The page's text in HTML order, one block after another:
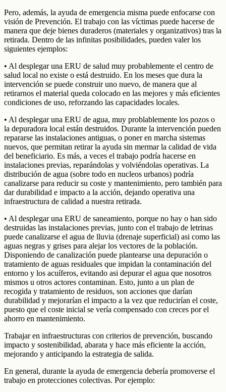
Pero, además, la ayuda de emergencia misma puede enfocarse con
visión de Prevención. El trabajo con las víctimas puede hacerse de
manera que deje bienes duraderos (materiales y organizativos) tras la
retirada. Dentro de las infinitas posibilidades, pueden valer los
siguientes ejemplos:
• Al desplegar una ERU de salud muy probablemente el centro de
salud local no existe o está destruido. En los meses que dura la
intervención se puede construir uno nuevo, de manera que al
retirarnos el material queda colocado en las mejores y más eficientes
condiciones de uso, reforzando las capacidades locales.
• Al desplegar una ERU de agua, muy problablemente los pozos o
la depuradora local están destruidos. Durante la intervención pueden
repararse las instalaciones antiguas, o poner en marcha sistemas
nuevos, que permitan retirar la ayuda sin mermar la calidad de vida
del beneficiario. Es más, a veces el trabajo podría hacerse en
instalaciones previas, reparándolas y volviéndolas operativas. La
distribución de agua (sobre todo en nucleos urbanos) podría
canalizarse para reducir su coste y mantenimiento, pero también para
dar durabilidad e impacto a la acción, dejando operativa una
infraestructura de calidad a nuestra retirada.
• Al desplegar una ERU de saneamiento, porque no hay o han sido
destruidas las instalaciones previas, junto con el trabajo de letrinas
puede canalizarse el agua de lluvia (drenaje superficial) asi como las
aguas negras y grises para alejar los vectores de la población.
Disponiendo de canalización puede plantearse una depuración o
tratamiento de aguas residuales que impidan la contaminación del
entorno y los acuíferos, evitando asi depurar el agua que nosotros
mismos u otros actores contaminan. Esto, junto a un plan de
recogida y tratamiento de residuos, son acciones que darían
durabilidad y mejorarían el impacto a la vez que reducirían el coste,
puesto que el coste inicial se vería compensado con creces por el
ahorro en mantenimiento.
Trabajar en infraestructuras con criterios de prevención, buscando
impacto y sostenibilidad, abarata y hace más eficiente la acción,
mejorando y anticipando la estrategia de salida.
En general, durante la ayuda de emergencia debería promoverse el
trabajo en protecciones colectivas. Por ejemplo: